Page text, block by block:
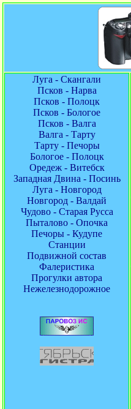
Луга - Скангали
Псков - Нарва
Псков - Полоцк
Псков - Бологое
Псков - Валга
Валга - Тарту
Тарту - Печоры
Бологое - Полоцк
Оредеж - Витебск
Западная Двина - Посинь
Луга - Новгород
Новгород - Валдай
Чудово - Старая Русса
Пыталово - Опочка
Печоры - Кудупе
Станции
Подвижной состав
Фалеристика
Прогулки автора
Нежелезнодорожное